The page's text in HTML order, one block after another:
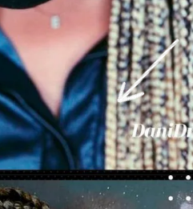
https://danidrops.com.br/tendencia-de-corte-para-cabelo-crespo-feminino/